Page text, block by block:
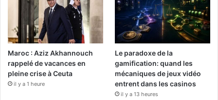
Maroc : Aziz Akhannouch
rappelé de vacances en
pleine crise à Ceuta
il y a 1 heure
Le paradoxe de la
gamification: quand les
mécaniques de jeux vidéo
entrent dans les casinos
il y a 13 heures